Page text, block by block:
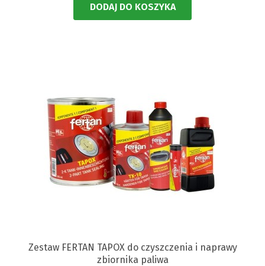
DODAJ DO KOSZYKA
Zestaw FERTAN TAPOX do czyszczenia i naprawy
zbiornika paliwa